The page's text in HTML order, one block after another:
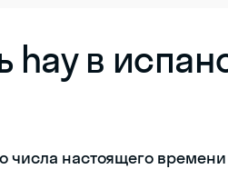
hay в
числа настоящего